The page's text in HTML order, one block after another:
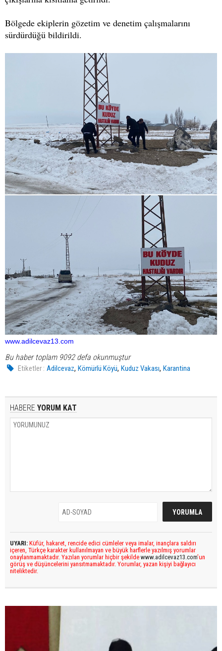
Bölgede ekiplerin gözetim ve denetim çalışmalarını
sürdürdüğü bildirildi.
www.adilcevaz13.com
Bu haber toplam 9092 defa okunmuştur
Etiketler : Adilcevaz,Kömürlü Köyü,Kuduz Vakası,Karantina
HABERE YORUM KAT
UYARI: Küfür, hakaret, rencide edici cümleler veya imalar, inançlara saldırı
içeren, Türkçe karakter kullanılmayan ve büyük harflerle yazılmış yorumlar
onaylanmamaktadır. Yazılan yorumlar hiçbir şekilde www.adilcevaz13.com’un
görüş ve düşüncelerini yansıtmamaktadır. Yorumlar, yazan kişiyi bağlayıcı
niteliktedir.